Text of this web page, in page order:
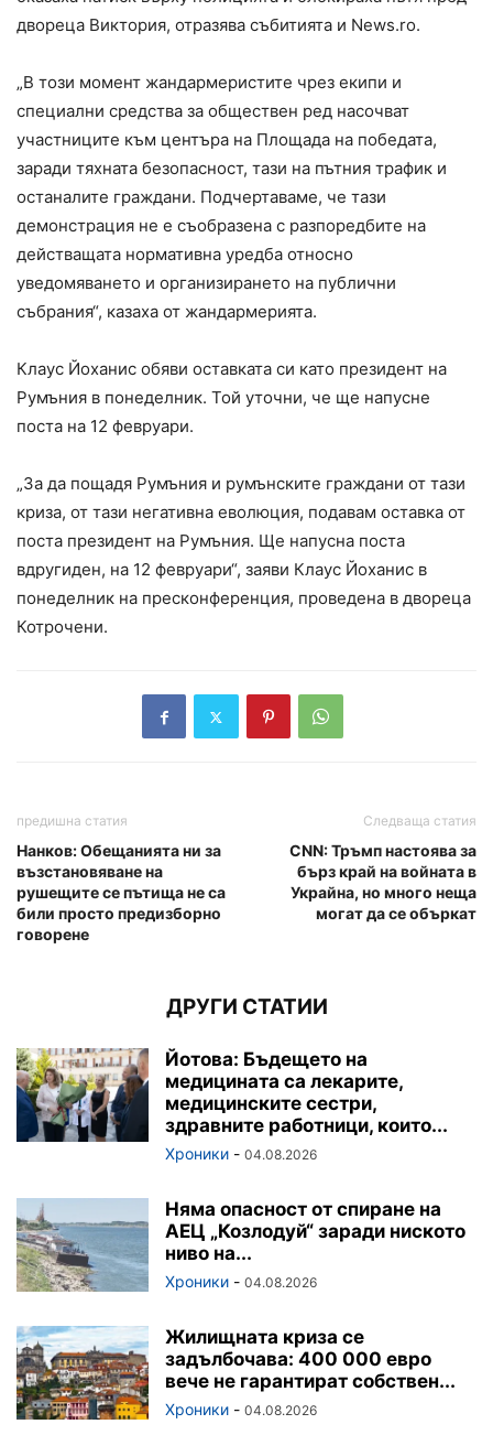
двореца Виктория, отразява събитията и News.ro.
„В този момент жандармеристите чрез екипи и
специални средства за обществен ред насочват
участниците към центъра на Площада на победата,
заради тяхната безопасност, тази на пътния трафик и
останалите граждани. Подчертаваме, че тази
демонстрация не е съобразена с разпоредбите на
действащата нормативна уредба относно
уведомяването и организирането на публични
събрания“, казаха от жандармерията.
Клаус Йоханис обяви оставката си като президент на
Румъния в понеделник. Той уточни, че ще напусне
поста на 12 февруари.
„За да пощадя Румъния и румънските граждани от тази
криза, от тази негативна еволюция, подавам оставка от
поста президент на Румъния. Ще напусна поста
вдругиден, на 12 февруари“, заяви Клаус Йоханис в
понеделник на пресконференция, проведена в двореца
Котрочени.
предишна статия
Нанков: Обещанията ни за
възстановяване на
рушещите се пътища не са
били просто предизборно
говорене
Следваща статия
CNN: Тръмп настоява за
бърз край на войната в
Украйна, но много неща
могат да се объркат
ДРУГИ СТАТИИ
Йотова: Бъдещето на
медицината са лекарите,
медицинските сестри,
здравните работници, които...
Хроники - 04.08.2026
Няма опасност от спиране на
АЕЦ „Козлодуй“ заради ниското
ниво на...
Хроники - 04.08.2026
Жилищната криза се
задълбочава: 400 000 евро
вече не гарантират собствен...
Хроники - 04.08.2026